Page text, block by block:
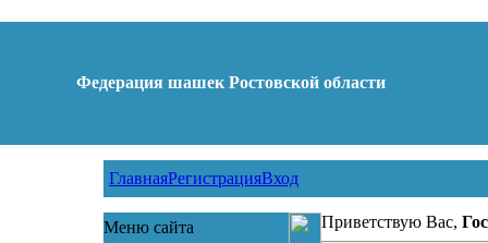
Федерация шашек Ростовской области
ГлавнаяРегистрацияВход
Меню сайта
Приветствую Вас,